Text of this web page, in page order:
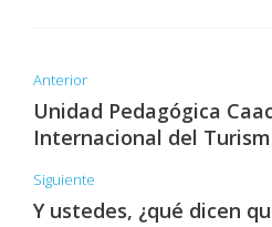
Anterior
Unidad Pedagógica
Internacional del
Siguiente
Y ustedes, ¿qué dicen